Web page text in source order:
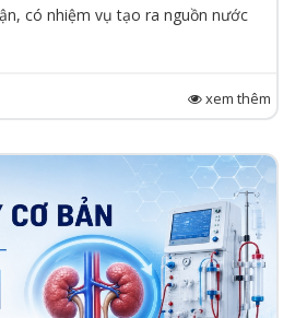
có nhiệm vụ tạo ra nguồn nước
xem thêm